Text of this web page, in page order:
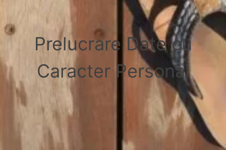
Prelucrare Date cu
Caracter Personal